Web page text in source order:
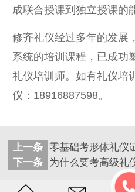
成联合授课到独立授课的
修齐礼仪经过多年的发展
系统的培训课程，已成功
礼仪培训师。如有礼仪培
仪：18916887598。
上一条 零基础考形体礼仪
下一条
为什么要考高级礼